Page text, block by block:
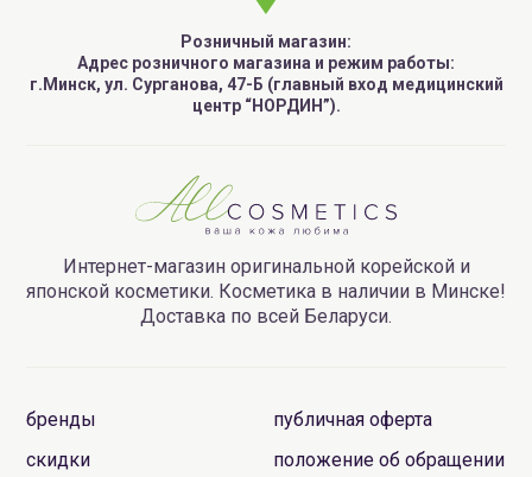
Розничный магазин:
Адрес розничного магазина и режим работы:
г.Минск, ул. Сурганова, 47-Б (главный вход медицинский
центр “НОРДИН”).
Интернет-магазин оригинальной корейской и
японской косметики. Косметика в наличии в Минске!
Доставка по всей Беларуси.
бренды
скидки
публичная оферта
положение об обращении